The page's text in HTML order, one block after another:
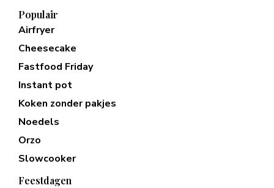
Populair
Airfryer
Cheesecake
Fastfood Friday
Instant pot
Koken zonder pakjes
Noedels
Orzo
Slowcooker
Feestdagen